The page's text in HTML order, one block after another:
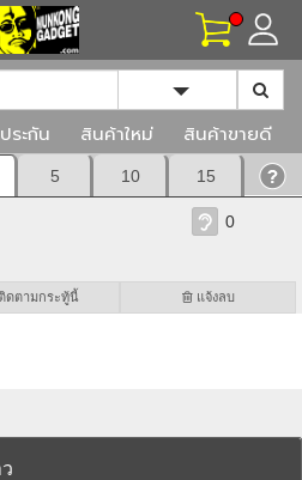
Toggle
ระกัน สินค้าใหม่ สินค้าขายดี
5 10 15
0
ติดตามกระทู้นี้ แจ้งลบ